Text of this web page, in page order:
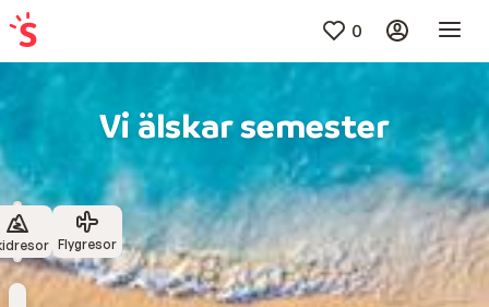
0
Vi älskar semester
Flygresor